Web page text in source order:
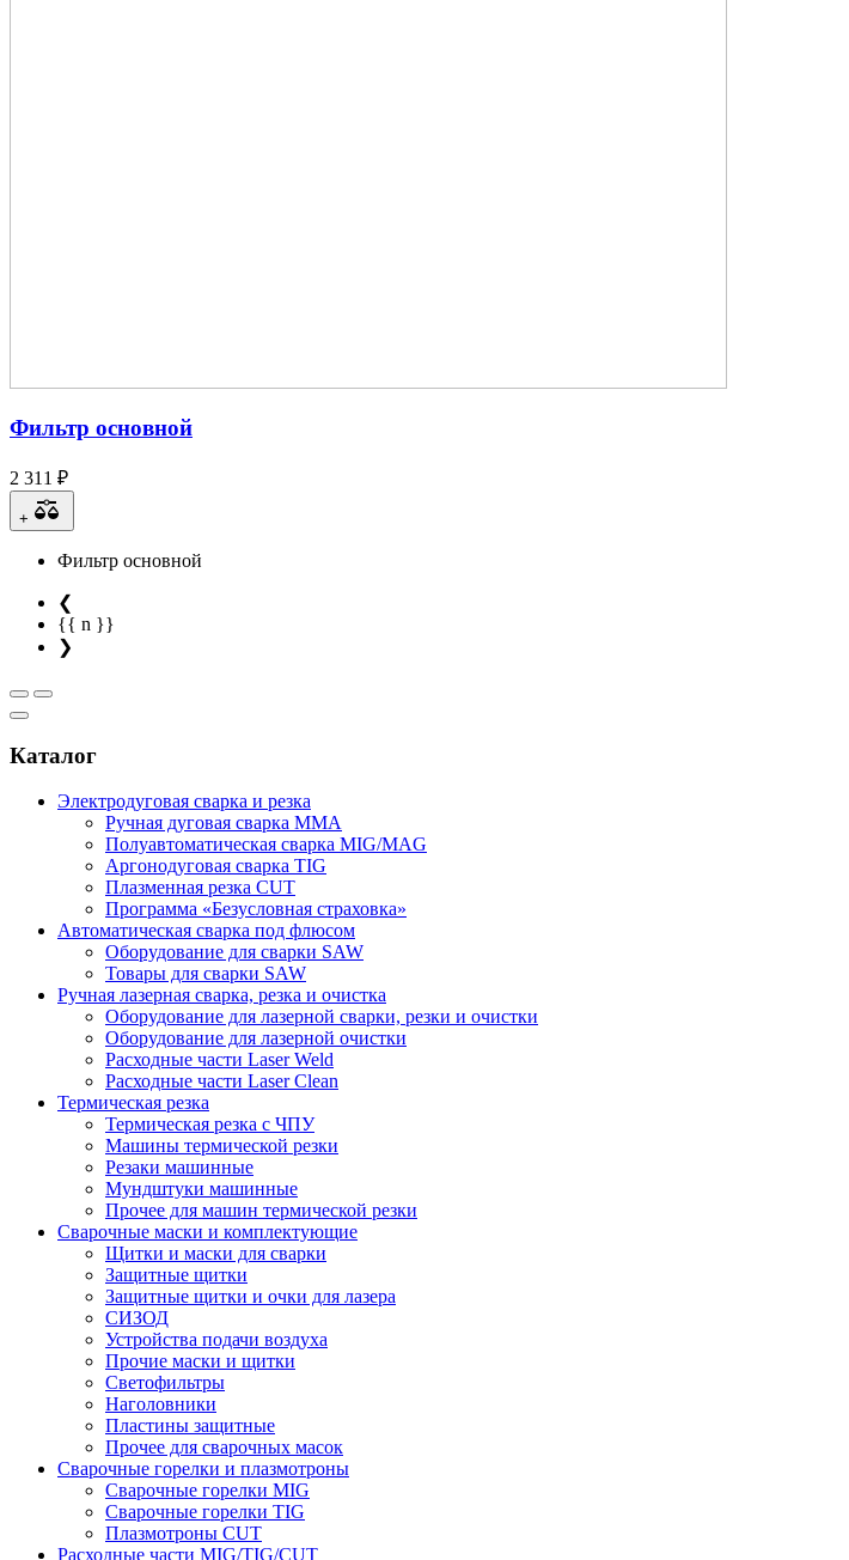
Фильтр основной
2 311 ₽
+
Фильтр основной
❮
{{ n }}
❯
Каталог
Электродуговая сварка и резка
Ручная дуговая сварка MMA
Полуавтоматическая сварка MIG/MAG
Аргонодуговая сварка TIG
Плазменная резка CUT
Программа «Безусловная страховка»
Автоматическая сварка под флюсом
Оборудование для сварки SAW
Товары для сварки SAW
Ручная лазерная сварка, резка и очистка
Оборудование для лазерной сварки, резки и очистки
Оборудование для лазерной очистки
Расходные части Laser Weld
Расходные части Laser Clean
Термическая резка
Термическая резка с ЧПУ
Машины термической резки
Резаки машинные
Мундштуки машинные
Прочее для машин термической резки
Сварочные маски и комплектующие
Щитки и маски для сварки
Защитные щитки
Защитные щитки и очки для лазера
СИЗОД
Устройства подачи воздуха
Прочие маски и щитки
Светофильтры
Наголовники
Пластины защитные
Прочее для сварочных масок
Сварочные горелки и плазмотроны
Сварочные горелки MIG
Сварочные горелки TIG
Плазмотроны CUT
Расходные части MIG/TIG/CUT